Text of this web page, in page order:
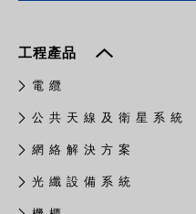
工程產品
電 纜
公 共 天 線 及 衛 星 系 統
網 絡 解 決 方 案
光 纖 設 備 系 統